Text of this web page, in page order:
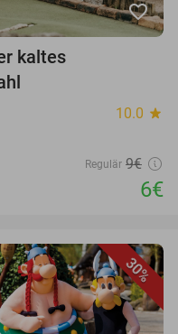
favorite_border
kaltes
10.0 star
Regulär 9€
6€
30%